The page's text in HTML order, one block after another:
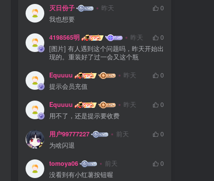
灭日份子 昨天
0
我也想要
4198565明 昨天
0
[图片] 有人遇到这个问题吗，昨天开始出
现的。重装好了过一会又这个瓶
Equuuu 昨天
0
提示会员充值
Equuuu 昨天
0
用不了，还是提示要收费
用户99777227 前天
0
为啥闪退
tomoya06 前天
0
没看到有小红薯按钮喔